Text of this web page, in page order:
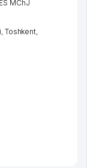
MChJ
Toshkent